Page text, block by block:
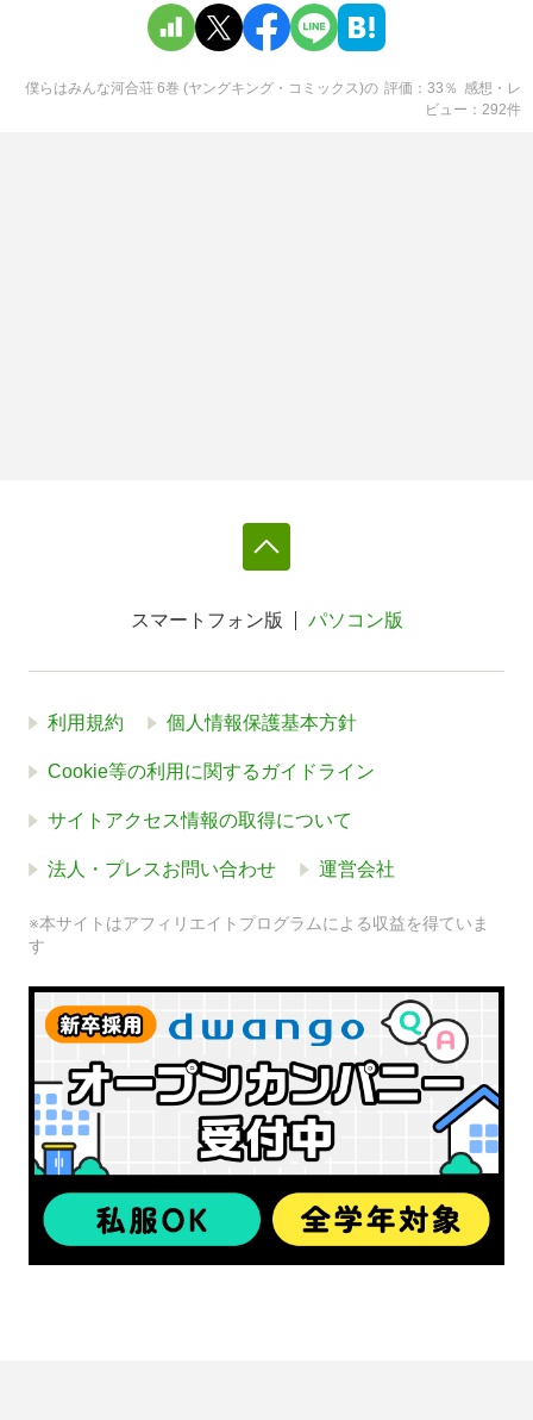
僕らはみんな河合荘 6巻 (ヤングキング・コミックス)の 評価 33 ％ 感想・レ
ビュー
292件
スマートフォン版 パソコン版
利用規約 個人情報保護基本方針
Cookie等の利用に関するガイドライン
サイトアクセス情報の取得について
法人・プレスお問い合わせ 運営会社
※本サイトはアフィリエイトプログラムによる収益を得ていま
す